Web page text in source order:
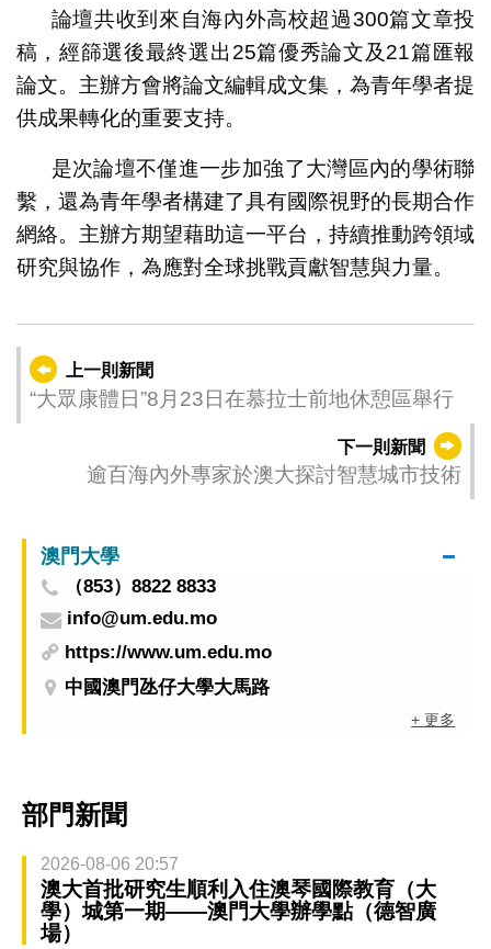
論壇共收到來自海內外高校超過300篇文章投
稿，經篩選後最終選出25篇優秀論文及21篇匯報
論文。主辦方會將論文編輯成文集，為青年學者提
供成果轉化的重要支持。
是次論壇不僅進一步加強了大灣區內的學術聯
繫，還為青年學者構建了具有國際視野的長期合作
網絡。主辦方期望藉助這一平台，持續推動跨領域
研究與協作，為應對全球挑戰貢獻智慧與力量。
上一則新聞
“大眾康體日”8月23日在慕拉士前地休憩區舉行
下一則新聞
逾百海內外專家於澳大探討智慧城市技術
澳門大學
（853）8822 8833
info@um.edu.mo
https://www.um.edu.mo
中國澳門氹仔大學大馬路
+ 更多
部門新聞
2026-08-06 20:57
澳大首批研究生順利入住澳琴國際教育（大
學）城第一期——澳門大學辦學點（德智廣
場）